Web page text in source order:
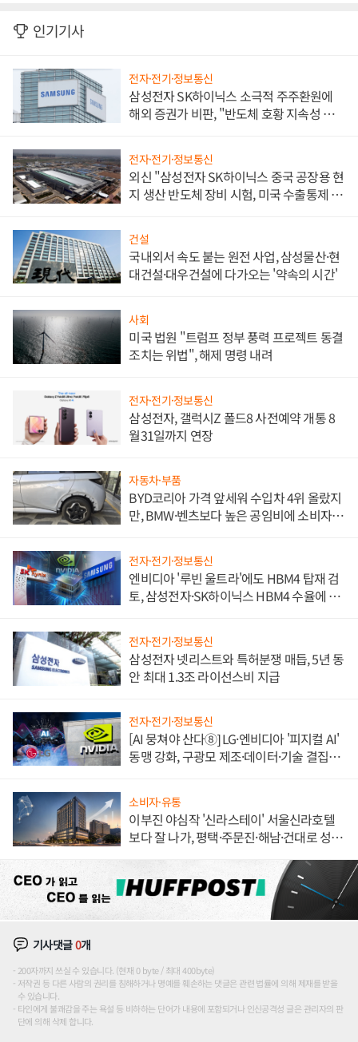
인기기사
전자·전기·정보통신
삼성전자 SK하이닉스 소극적 주주환원에
해외 증권가 비판, "반도체 호황 지속성 의
전자·전기·정보통신
외신 "삼성전자 SK하이닉스 중국 공장용 현
지 생산 반도체 장비 시험, 미국 수출통제 대
건설
국내외서 속도 붙는 원전 사업, 삼성물산·현
대건설·대우건설에 다가오는 '약속의 시간'
사회
미국 법원 "트럼프 정부 풍력 프로젝트 동결
조치는 위법", 해제 명령 내려
전자·전기·정보통신
삼성전자, 갤럭시Z 폴드8 사전예약 개통 8
월31일까지 연장
자동차·부품
BYD코리아 가격 앞세워 수입차 4위 올랐지
만, BMW·벤츠보다 높은 공임비에 소비자
전자·전기·정보통신
엔비디아 '루빈 울트라'에도 HBM4 탑재 검
토, 삼성전자·SK하이닉스 HBM4 수율에 주
전자·전기·정보통신
삼성전자 넷리스트와 특허분쟁 매듭, 5년 동
안 최대 1.3조 라이선스비 지급
전자·전기·정보통신
[AI 뭉쳐야 산다⑧] LG·엔비디아 '피지컬 AI'
동맹 강화, 구광모 제조·데이터·기술 결집
소비자·유통
이부진 야심작 '신라스테이' 서울신라호텔
보다 잘 나가, 평택·주문진·해남·건대로 성
기사댓글0개
200자까지 쓰실 수 있습니다. (현재 0 byte / 최대 400byte)
저작권 등 다른 사람의 권리를 침해하거나 명예를 훼손하는 댓글은 관련 법률에 의해 제재를 받을
수 있습니다.
타인에게 불쾌감을 주는 욕설 등 비하하는 단어가 내용에 포함되거나 인신공격성 글은 관리자의 판
단에 의해 삭제 합니다.